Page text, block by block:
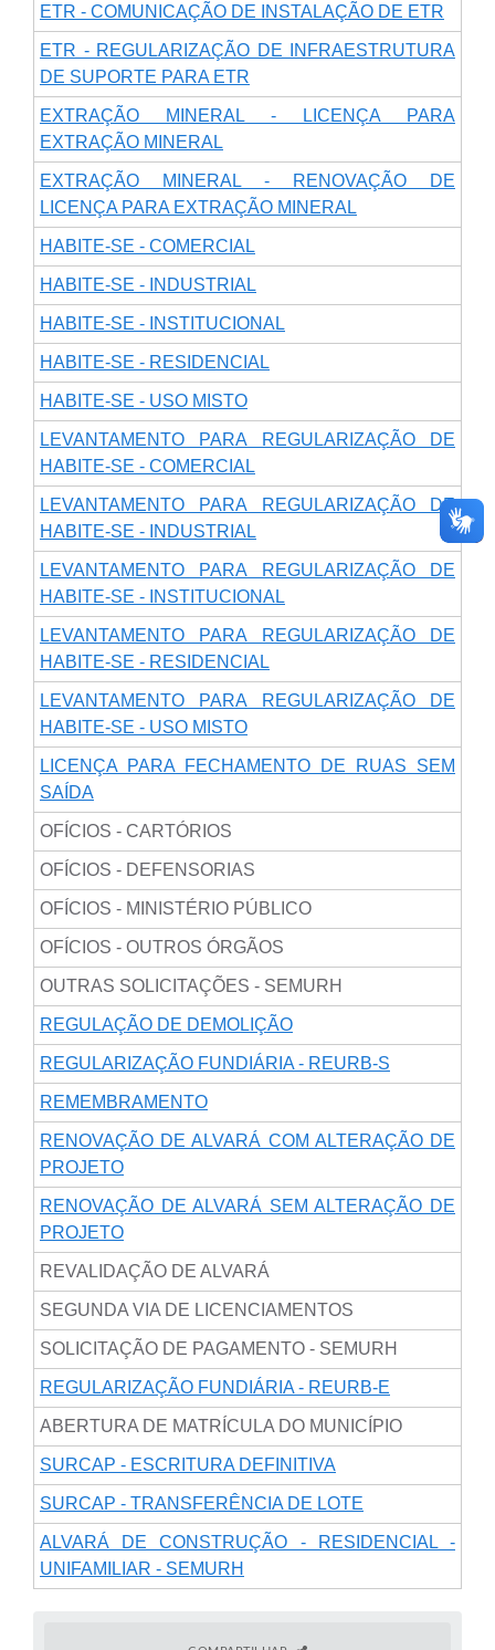
ETR - COMUNICAÇÃO DE INSTALAÇÃO DE ETR
ETR - REGULARIZAÇÃO DE INFRAESTRUTURA
DE SUPORTE PARA ETR
EXTRAÇÃO MINERAL - LICENÇA PARA
EXTRAÇÃO MINERAL
EXTRAÇÃO MINERAL - RENOVAÇÃO DE
LICENÇA PARA EXTRAÇÃO MINERAL
HABITE-SE - COMERCIAL
HABITE-SE - INDUSTRIAL
HABITE-SE - INSTITUCIONAL
HABITE-SE - RESIDENCIAL
HABITE-SE - USO MISTO
LEVANTAMENTO PARA REGULARIZAÇÃO DE
HABITE-SE - COMERCIAL
LEVANTAMENTO PARA REGULARIZAÇÃO DE
HABITE-SE - INDUSTRIAL
LEVANTAMENTO PARA REGULARIZAÇÃO DE
HABITE-SE - INSTITUCIONAL
LEVANTAMENTO PARA REGULARIZAÇÃO DE
HABITE-SE - RESIDENCIAL
LEVANTAMENTO PARA REGULARIZAÇÃO DE
HABITE-SE - USO MISTO
LICENÇA PARA FECHAMENTO DE RUAS SEM
SAÍDA
OFÍCIOS - CARTÓRIOS
OFÍCIOS - DEFENSORIAS
OFÍCIOS - MINISTÉRIO PÚBLICO
OFÍCIOS - OUTROS ÓRGÃOS
OUTRAS SOLICITAÇÕES - SEMURH
REGULAÇÃO DE DEMOLIÇÃO
REGULARIZAÇÃO FUNDIÁRIA - REURB-S
REMEMBRAMENTO
RENOVAÇÃO DE ALVARÁ COM ALTERAÇÃO DE
PROJETO
RENOVAÇÃO DE ALVARÁ SEM ALTERAÇÃO DE
PROJETO
REVALIDAÇÃO DE ALVARÁ
SEGUNDA VIA DE LICENCIAMENTOS
SOLICITAÇÃO DE PAGAMENTO - SEMURH
REGULARIZAÇÃO FUNDIÁRIA - REURB-E
ABERTURA DE MATRÍCULA DO MUNICÍPIO
SURCAP - ESCRITURA DEFINITIVA
SURCAP - TRANSFERÊNCIA DE LOTE
ALVARÁ DE CONSTRUÇÃO - RESIDENCIAL -
UNIFAMILIAR - SEMURH